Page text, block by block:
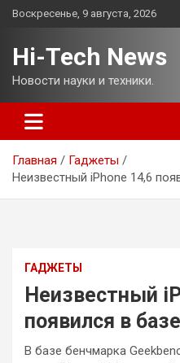
Перейти
Воскресенье, 9 августа, 2026
Hi-Tech News
Новости науки и техники.
Главная
Гаджеты
Неизвестный iPhone 14,6
ГАДЖЕТЫ
Неизвестный
появился в
В базе бенчмарка